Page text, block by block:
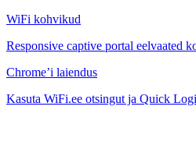
WiFi kohvikud
Responsive captive portal eelvaated
Chrome’i laiendus
Kasuta WiFi.ee otsingut ja Quick